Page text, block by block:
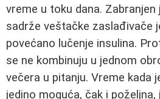
vreme u toku dana.
sadrže veštačke zaslađivače
povećano lučenje insulina.
se ne kombinuju u jednom
večera u pitanju. Vreme kada
jedino moguća, čak i